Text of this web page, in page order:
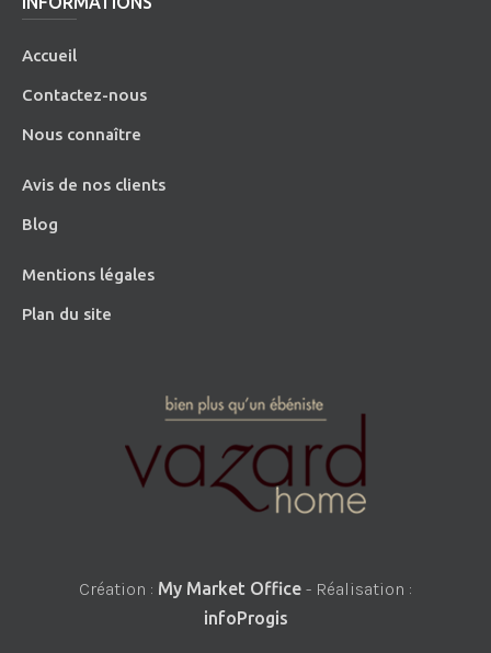
Accueil
Contactez-nous
Nous connaître
Avis de nos clients
Blog
Mentions légales
Plan du site
Création : My Market Office - Réalisation :
infoProgis